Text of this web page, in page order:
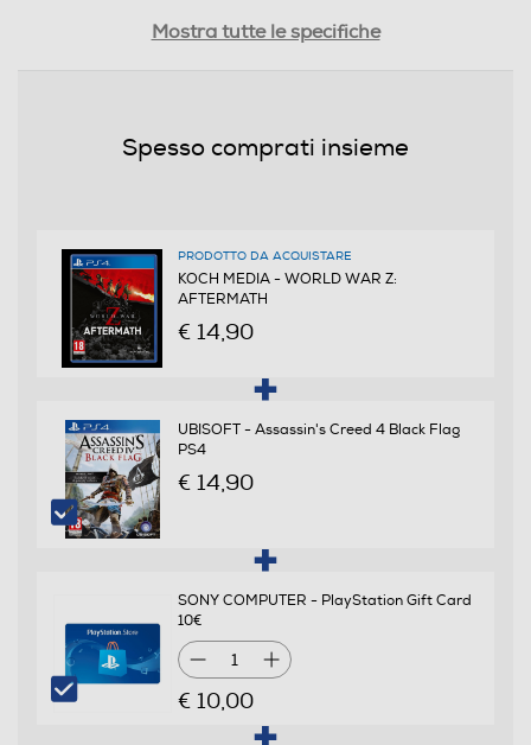
Informazioni sulla sicurezza del prodotto
Mostra tutte le specifiche
Spesso comprati insieme
PRODOTTO DA ACQUISTARE
KOCH MEDIA - WORLD WAR Z:
AFTERMATH
€ 14,90
UBISOFT - Assassin's Creed 4 Black Flag
PS4
€ 14,90
SONY COMPUTER - PlayStation Gift Card
10€
1
€ 10,00